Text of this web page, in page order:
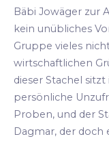
Bäbi Jowäger zur
kein unübliches
Gruppe vieles
wirtschaftlichen
dieser Stachel
persönliche
Proben, und der
Dagmar, der doch